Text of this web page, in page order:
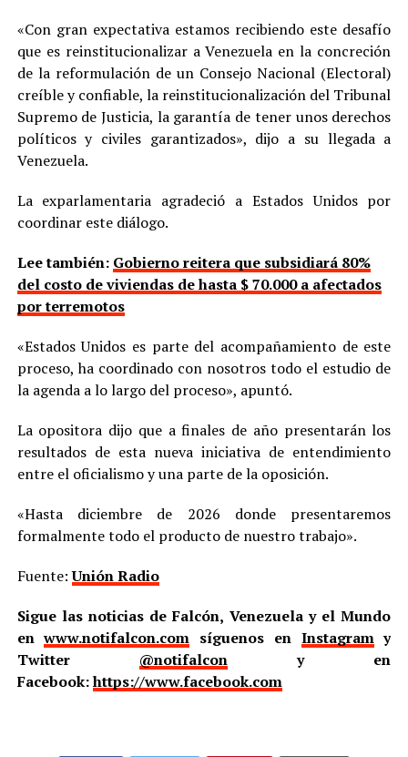
«Con gran expectativa estamos recibiendo este desafío
que es reinstitucionalizar a Venezuela en la concreción
de la reformulación de un Consejo Nacional (Electoral)
creíble y confiable, la reinstitucionalización del Tribunal
Supremo de Justicia, la garantía de tener unos derechos
políticos y civiles garantizados», dijo a su llegada a
Venezuela.
La exparlamentaria agradeció a Estados Unidos por
coordinar este diálogo.
Lee también: Gobierno reitera que subsidiará 80%
del costo de viviendas de hasta $ 70.000 a afectados
por terremotos
«Estados Unidos es parte del acompañamiento de este
proceso, ha coordinado con nosotros todo el estudio de
la agenda a lo largo del proceso», apuntó.
La opositora dijo que a finales de año presentarán los
resultados de esta nueva iniciativa de entendimiento
entre el oficialismo y una parte de la oposición.
«Hasta diciembre de 2026 donde presentaremos
formalmente todo el producto de nuestro trabajo».
Fuente:Unión Radio
Sigue las noticias de Falcón, Venezuela y el Mundo
enwww.notifalcon.com síguenos en Instagramy
Twitter @notifalcony en
Facebook:https://www.facebook.com